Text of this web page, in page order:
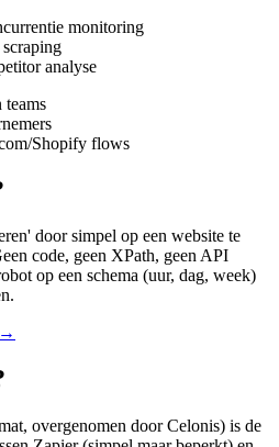
monitoring
scraping
analyse
Shopify flows
door simpel op een website te
code, geen XPath, geen API
op een schema (uur, dag, week)
overgenomen door Celonis) is de